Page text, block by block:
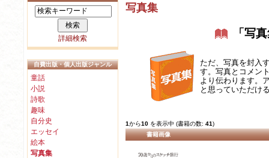
詳細検索
自費出版・個人出版ジャンル
童話
小説
詩歌
趣味
自分史
エッセイ
絵本
写真集
写真集
「写
ただ、写真を封入
す。写真とコメン
より伝わります。
と思っていただけ
1から10 を表示中 (書籍の数:41)
書籍画像